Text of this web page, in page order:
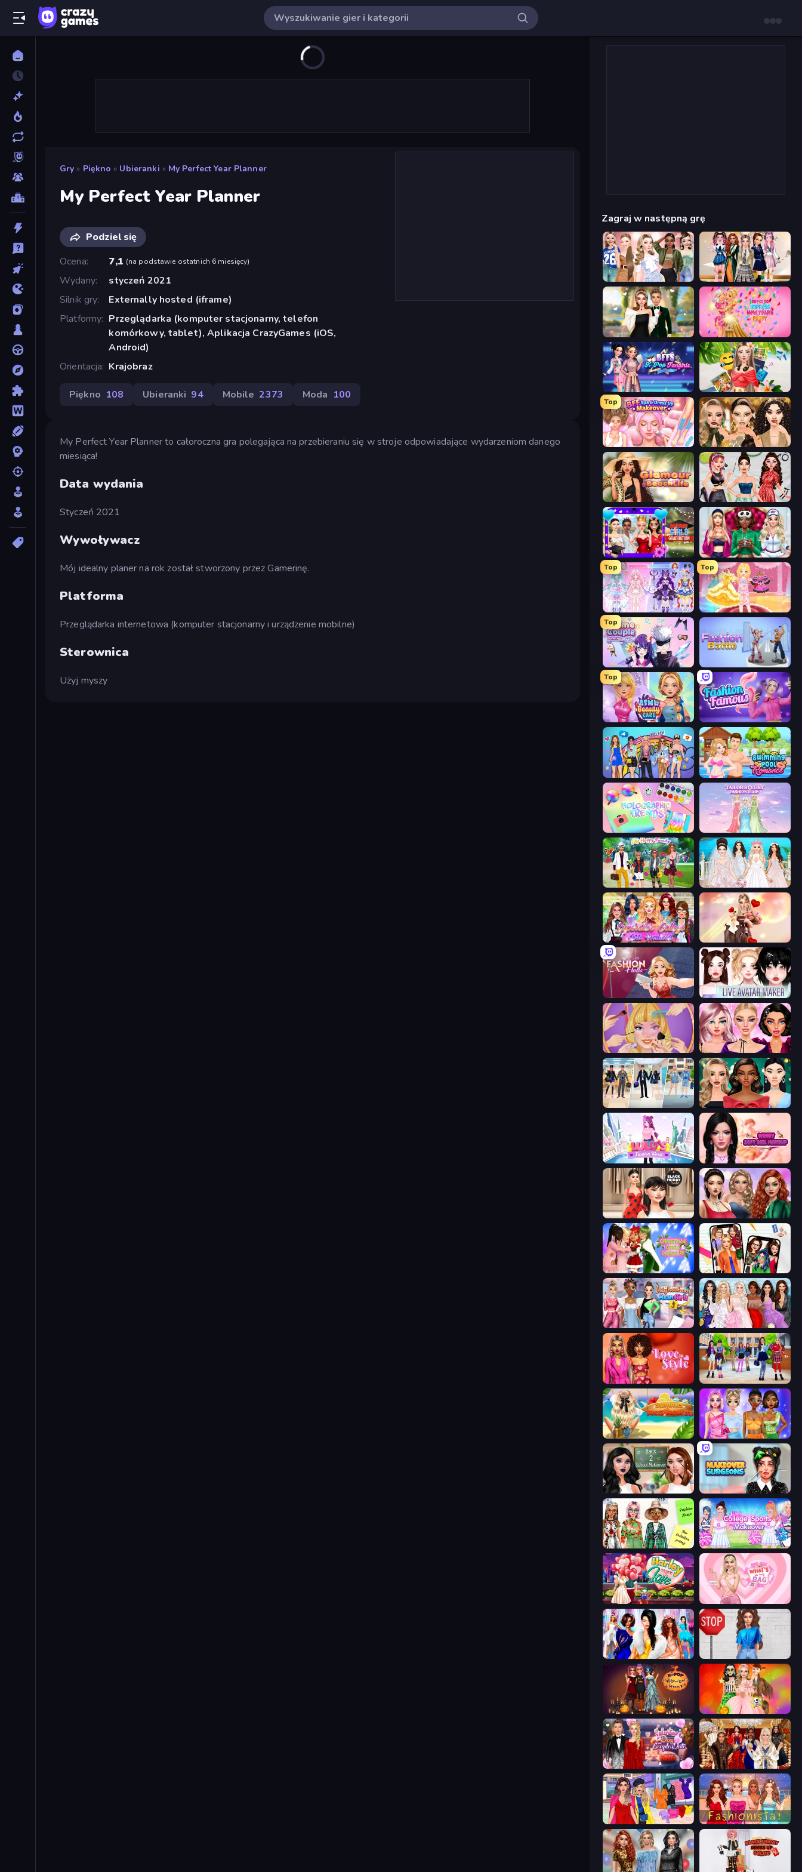
Gry » Piękno » Ubieranki » My Perfect Year Planner
My Perfect Year Planner
Podziel się
Ocena
7,1 (na podstawie ostatnich 6 miesięcy)
Wydany
styczeń 2021
Silnik gry
Externally hosted (iframe)
Platformy Przeglądarka (komputer stacjonarny, telefon
komórkowy, tablet), Aplikacja CrazyGames (iOS,
Android)
Orientacja Krajobraz
Piękno 108 Ubieranki 94 Mobile 2373 Moda 100
My Perfect Year Planner to całoroczna gra polegająca na przebieraniu się w stroje odpowiadające wydarzeniom danego
miesiąca!
Data wydania
Styczeń 2021
Wywoływacz
Mój idealny planer na rok został stworzony przez Gamerinę.
Platforma
Przeglądarka internetowa (komputer stacjonarny i urządzenie mobilne)
Sterownica
Użyj myszy
Zagraj w następną grę
Fashion Week 2025 Back To School: Uniforms Edition
Valentine's Day Proposal Dress To Impress: New Year's Party
BFFs K-Pop Fangirls Travel with Me: ASMR Edition
Top
BFF Makeover - Spa & Dress Up Autumn Glam Gala
Glamour Beach Life Brat Girl Summer
Mean Girls Graduation Day BFFs Luxury Loungewear
Top
Idol Livestream: Fashion Game
Top
Royal Glow Princess Makeover
Top
Anime Couple: Avatar Maker Fashion Battle
Top
ASMR Beauty Care Fashion Famous
College Girls Team Makeover Swimming Pool Romance
Holographic Trends Tailor Stylist: Fashion Diary
Superstar Family Dress Up Model Wedding
Superstar College Girls Makeover GRWM Date Night
Fashion Holic Live Avatar Maker: Girls
Extreme Makeover New Year Makeup Trends
College Girl & Boy Makeover New Year's Eve Makeup
Lulu's Fashion World Wendy Soft Girl Makeup
Shopaholic Black Friday Colored Denim Trends
Christmas Girls Dress Up Highschool Mean Girls 2
Highschool Mean Girls 3 Model Dress Up Girl
Love In Style High School BFFs: Girls Team
Summer Aesthetics Monochrome Looks
Makeover Surgeons
House of Fashion College Sport Team Makeover
Harley Learns To Love What's In My Bag
Fashion Dress Up Challenge Street Style Fashion
Iconic Halloween Costumes
Valentine's Day Couple Date Royal Dress Up - Fashion Queen
Billionaire Wife Dress Up Fashionista Makeup & Dress Up